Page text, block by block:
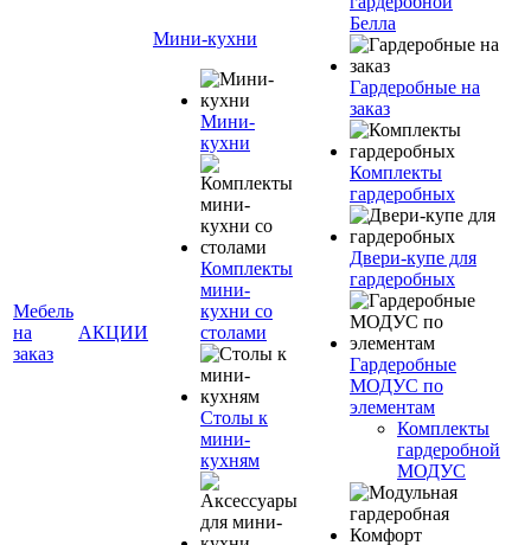
Мебель
на
заказ
АКЦИИ
Мини-кухни
Мини-
кухни
Комплекты
мини-
кухни со
столами
Столы к
мини-
кухням
Белла
Гардеробные на
заказ
Комплекты
гардеробных
Двери-купе для
гардеробных
Гардеробные
МОДУС по
элементам
Комплекты
гардеробной
МОДУС